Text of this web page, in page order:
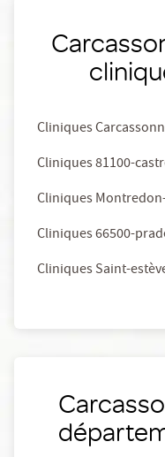
Cliniques
Cliniques 81100-
Cliniques
Cliniques 66500-
Cliniques Saint-